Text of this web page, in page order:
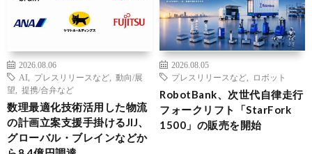
2026.08.06
AI
プレスリリースなど
動向/展
望
提携/合弁など
数理最適化技術活用した物流
の計画立案支援手掛けるJIJ、
グローバル・ブレインなどか
2026.08.05
プレスリリースなど
ロボット
RobotBank、次世代自律走行
フォークリフト「StarFork
1500」の販売を開始